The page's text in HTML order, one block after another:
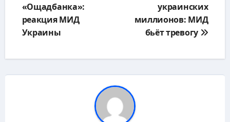
«Ощадбанка»:
реакция МИД
Украины
украинских
миллионов: МИД
бьёт тревогу